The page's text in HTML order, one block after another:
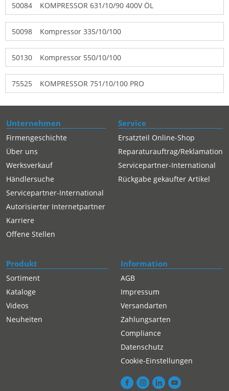
50084 KOMPRESSOR 631/10/90 400V ÖL
50098 Kompressor 335/10/100
50130 Kompressor 550/10/100
75525 KOMPRESSOR 751/10/100 PRO
Unternehmen
Firmengeschichte
Über uns
Werksverkauf
Händlersuche
Servicepartner-International
Autorisierter Internetpartner
Karriere
Offene Stellen
Service
Ersatzteil Online-Shop
Reparaturauftrag/Reklamation
Servicepartner-International
Rückgabe gekaufter Artikel
Produkt
Sortiment
Kataloge
Videos
Neuheiten
Information
AGB
Impressum
Versandarten
Zahlungsarten
Compliance
Datenschutz
Cookie-Einstellungen